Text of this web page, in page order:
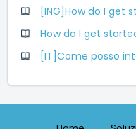
[ING]How do I get
How do I get
[IT]Come posso